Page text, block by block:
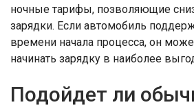
ночные тарифы, позволяющие
зарядки. Если автомобиль
времени начала процесса, он
начинать зарядку в наиболее
Подойдет ли